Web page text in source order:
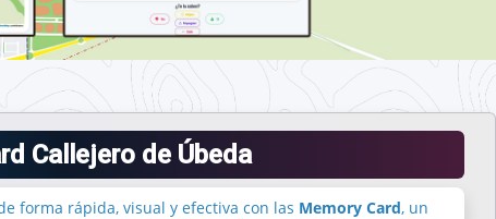
Callejero de Úbeda
forma rápida, visual y efectiva con las Memory Card, un